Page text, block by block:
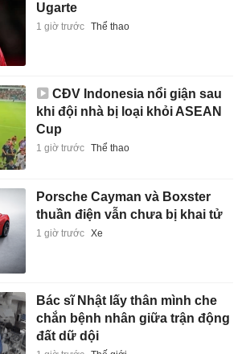
Ugarte
1 giờ trước Thể thao
CĐV Indonesia nổi giận sau
khi đội nhà bị loại khỏi ASEAN
Cup
1 giờ trước Thể thao
Porsche Cayman và Boxster
thuần điện vẫn chưa bị khai tử
1 giờ trước Xe
Bác sĩ Nhật lấy thân mình che
chắn bệnh nhân giữa trận động
đất dữ dội